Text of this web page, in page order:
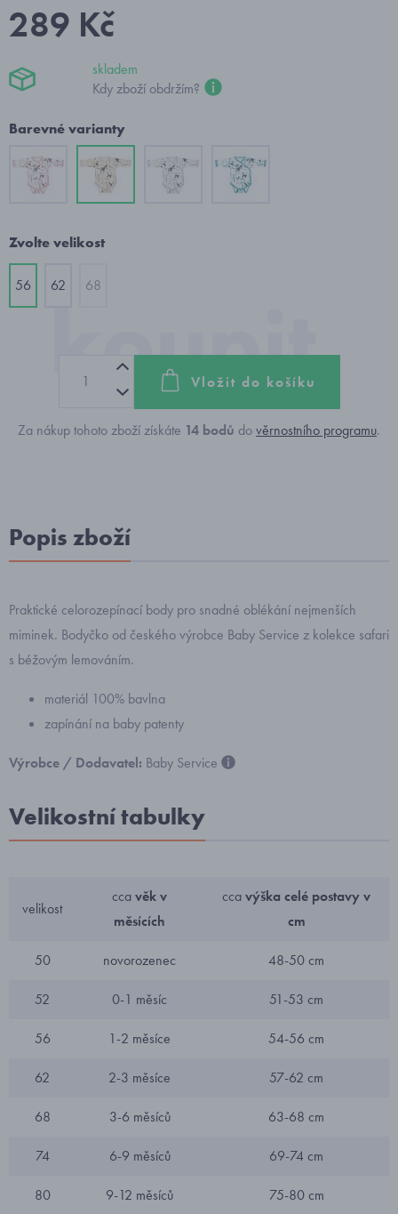
289 Kč
skladem
Kdy zboží obdržím?
Barevné varianty
Zvolte velikost
56 62 68
Vložit do košíku
Za nákup tohoto zboží získáte 14 bodů dověrnostního programu.
Popis zboží
Praktické celorozepínací body pro snadné oblékání nejmenších
miminek. Bodyčko od českého výrobce Baby Service z kolekce safari
s béžovým lemováním.
materiál 100% bavlna
zapínání na baby patenty
Výrobce / Dodavatel: Baby Service
Velikostní tabulky
velikost
ccavěk v
měsících
ccavýška celé postavy v
cm
50 novorozenec 48-50 cm
52 0-1 měsíc 51-53 cm
56 1-2 měsíce 54-56 cm
62 2-3 měsíce 57-62 cm
68 3-6 měsíců 63-68 cm
74 6-9 měsíců 69-74 cm
80 9-12 měsíců 75-80 cm